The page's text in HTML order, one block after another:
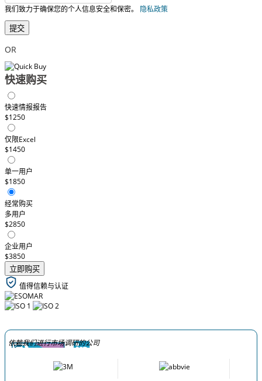
我们致力于确保您的个人信息安全和保密。 隐私政策
提交
OR
快速购买
快速情报报告
$1250
仅限Excel
$1450
单一用户
$1850
经常购买
多用户
$2850
企业用户
$3850
立即购买
值得信赖与认证
依赖我们进行市场调研的公司